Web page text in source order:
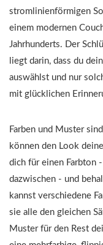
stromlinienförmigen
einem modernen
Jahrhunderts. Der
liegt darin, dass du
auswählst und nur
mit glücklichen
Farben und Muster
können den Look
dich für einen Farbton
dazwischen - und
kannst verschiedene
sie alle den gleichen
Muster für den Rest